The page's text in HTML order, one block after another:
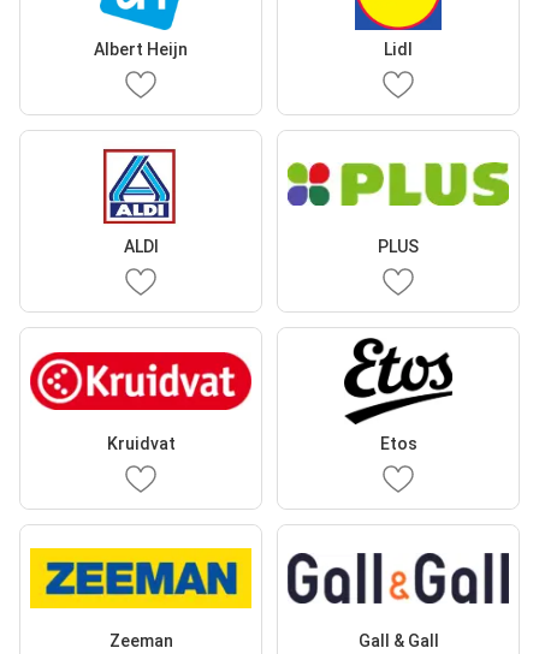
Albert Heijn Lidl
ALDI PLUS
Kruidvat Etos
Zeeman Gall & Gall